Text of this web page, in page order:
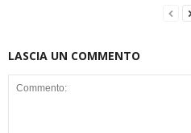
LASCIA UN COMMENTO